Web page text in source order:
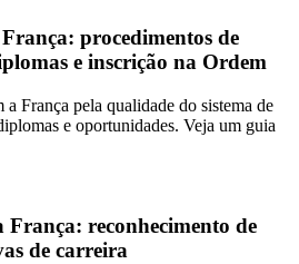
procedimentos de
e inscrição na Ordem
França pela qualidade do sistema de
e oportunidades. Veja um guia
França: reconhecimento de
de carreira